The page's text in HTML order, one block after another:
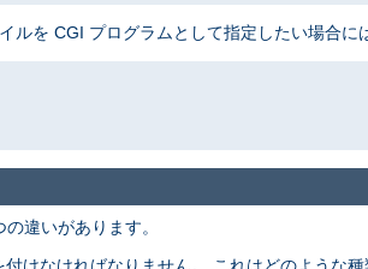
ルを CGI プログラムとして指定したい場合に
違いがあります。